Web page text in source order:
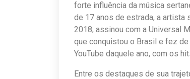
forte influência da música
de 17 anos de estrada, a artista
2018, assinou com a Universal
que conquistou o Brasil e fez de
YouTube daquele ano, com os
Entre os destaques de sua